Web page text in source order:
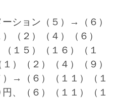
ション（５）→（６）
（２）（４）（６）
１５）（１６）（１
）（２）（４）（９）
）→（６）（１１）（１
、（６）（１１）（１